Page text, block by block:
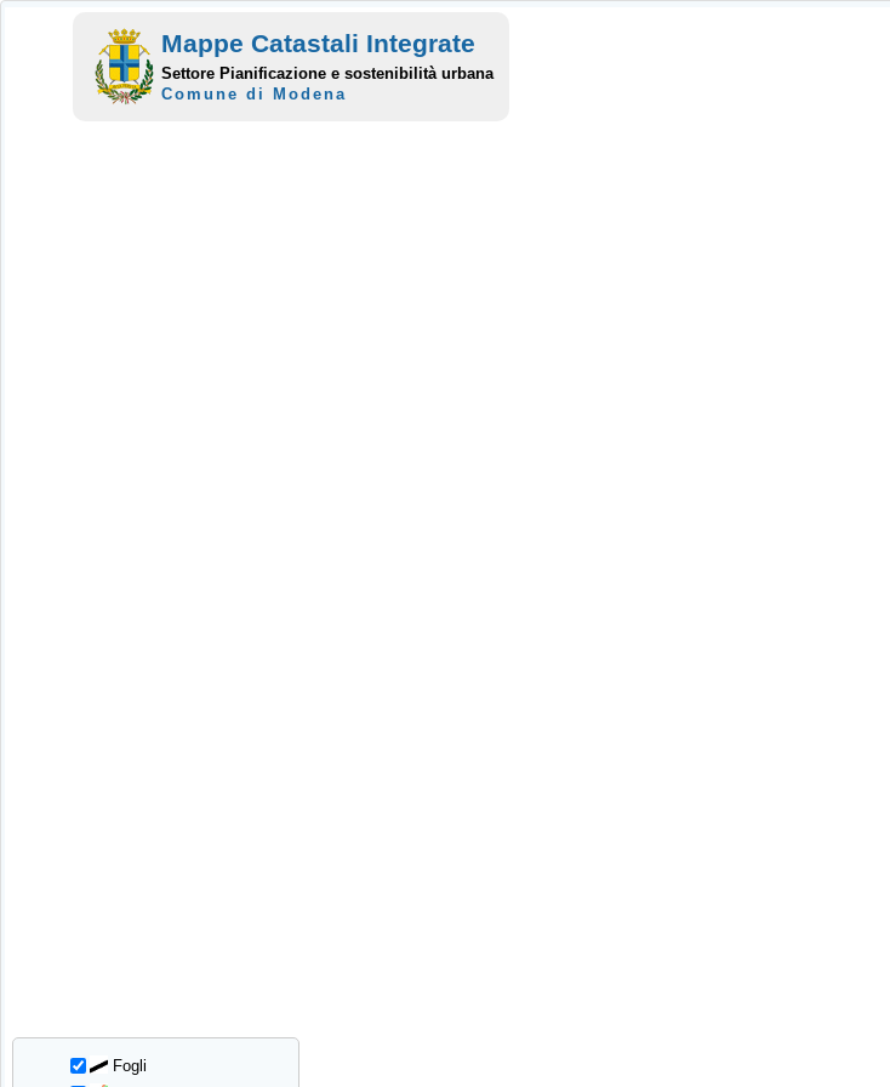
Fogli
Mappe Catastali Integrate
Settore Pianificazione e sostenibilità urbana
Comune di Modena